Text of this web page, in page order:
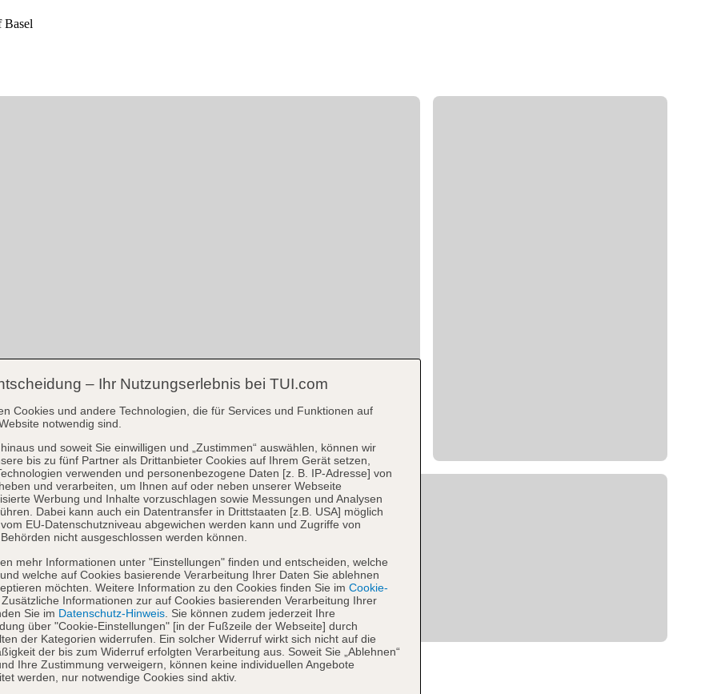
– Ihr Nutzungserlebnis bei TUI.com
Cookies und andere Technologien, die für Services und Funktionen auf
notwendig sind.
und soweit Sie einwilligen und „Zustimmen“ auswählen, können wir
bis zu fünf Partner als Drittanbieter Cookies auf Ihrem Gerät setzen,
verwenden und personenbezogene Daten [z. B. IP-Adresse] von
und verarbeiten, um Ihnen auf oder neben unserer Webseite
Werbung und Inhalte vorzuschlagen sowie Messungen und Analysen
Dabei kann auch ein Datentransfer in Drittstaaten [z.B. USA] möglich
EU-Datenschutzniveau abgewichen werden kann und Zugriffe von
nicht ausgeschlossen werden können.
mehr Informationen unter "Einstellungen" finden und entscheiden, welche
welche auf Cookies basierende Verarbeitung Ihrer Daten Sie ablehnen
möchten. Weitere Information zu den Cookies finden Sie im Cookie-
. Zusätzliche Informationen zur auf Cookies basierenden Verarbeitung Ihrer
Sie im Datenschutz-Hinweis . Sie können zudem jederzeit Ihre
über "Cookie-Einstellungen" [in der Fußzeile der Webseite] durch
der Kategorien widerrufen. Ein solcher Widerruf wirkt sich nicht auf die
der bis zum Widerruf erfolgten Verarbeitung aus. Soweit Sie „Ablehnen“
Ihre Zustimmung verweigern, können keine individuellen Angebote
werden, nur notwendige Cookies sind aktiv.